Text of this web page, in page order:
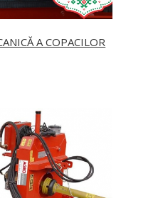
A COPACILOR